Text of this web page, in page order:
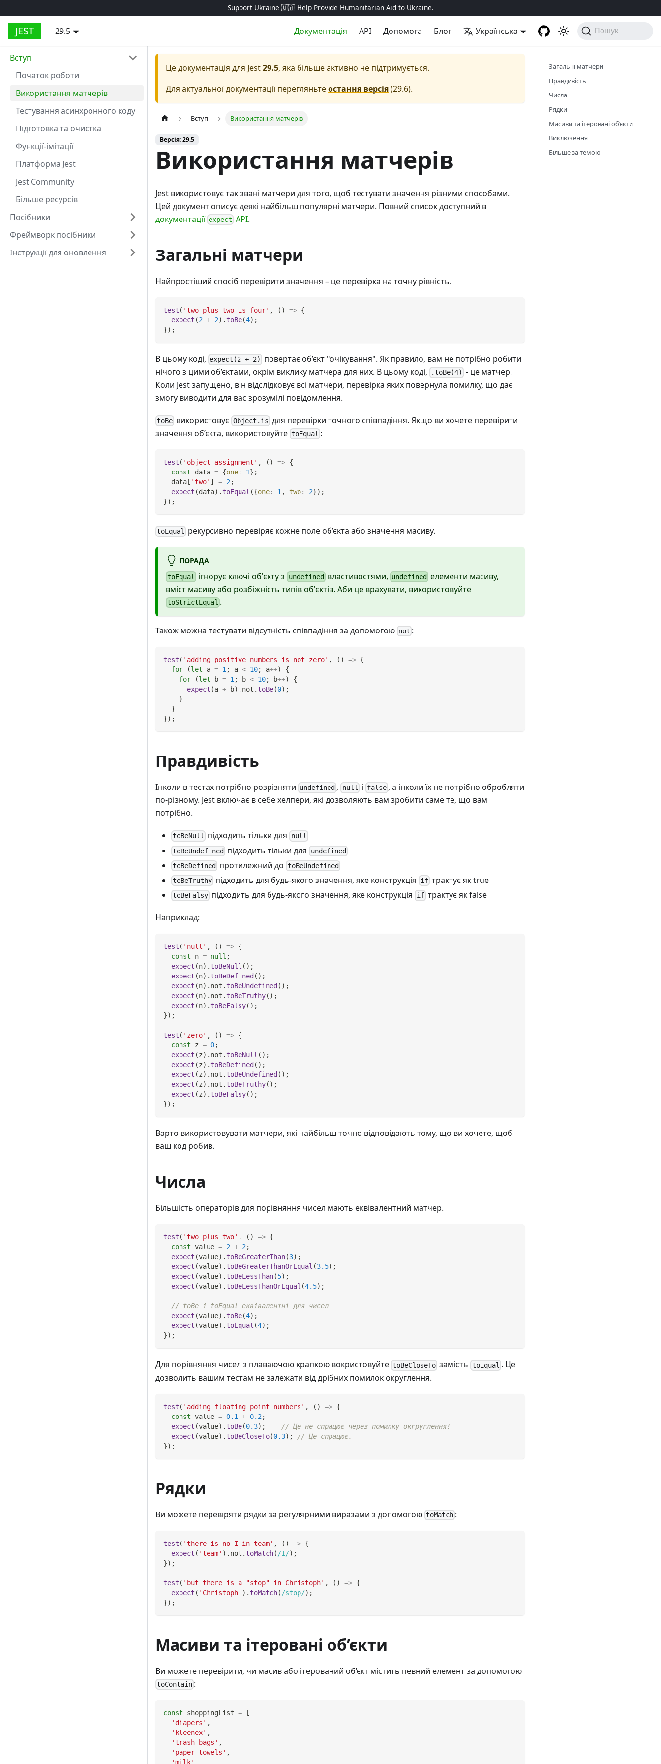
Support Ukraine 🇺🇦 Help Provide Humanitarian Aid to Ukraine.
JEST 29.5 Документація API Допомога Блог Українська Пошук
Вступ
Початок роботи
Використання матчерів
Тестування асинхронного коду
Підготовка та очистка
Функції-імітації
Платформа Jest
Jest Community
Більше ресурсів
Посібники
Фреймворк посібники
Інструкції для оновлення
Це документація для Jest29.5, яка більше активно не підтримується.
Для актуальної документації перегляньтеостання версія(29.6).
Вступ Використання матчерів
Версія: 29.5
Використання матчерів
Jest використовує так звані матчери для того, щоб тестувати значення різними способами.
Цей документ описує деякі найбільш популярні матчери. Повний список доступний в
документації expect API.
Загальні матчери
Найпростіший спосіб перевірити значення – це перевірка на точну рівність.
test ( 'two plus two is four' , ( ) => {
expect (2 + 2) . toBe(4) ;
}) ;
В цьому коді, expect(2 + 2)
повертає об’єкт "очікування". Як правило, вам не потрібно робити
нічого з цими об’єктами, окрім виклику матчера для них. В цьому коді,
.toBe(4) - це матчер.
Коли Jest запущено, він відслідковує всі матчери, перевірка яких повернула помилку, що дає
змогу виводити для вас зрозумілі повідомлення.
toBe використовує Object.is для перевірки точного співпадіння. Якщо ви хочете перевірити
значення об’єкта, використовуйте toEqual :
test ( 'object assignment' , ( ) => {
const data = {one: 1} ;
  data
[ 'two' ] = 2;
expect (data) . toEqual ({one: 1 , two: 2}) ;
}) ;
toEqual рекурсивно перевіряє кожне поле об’єкта або значення масиву.
ПОРАДА
toEqual ігнорує ключі об'єкту з undefined властивостями, undefined елементи масиву,
вміст масиву або розбіжність типів об'єктів. Аби це врахувати, використовуйте
toStrictEqual .
Також можна тестувати відсутність співпадіння за допомогою not :
test ( 'adding positive numbers is not zero' , ( ) => {
for
(let a = 1 ; a < 10; a++)
{
for
(let b = 1 ; b < 10; b++)
{
expect (a + b) . not . toBe(0) ;
}
}
}) ;
Правдивість
Інколи в тестах потрібно розрізняти undefined , null і false , а інколи їх не потрібно обробляти
по-різному. Jest включає в себе хелпери, які дозволяють вам зробити саме те, що вам
потрібно.
toBeNull підходить тільки для null
toBeUndefined
підходить тільки для undefined
toBeDefined
протилежний до toBeUndefined
toBeTruthy підходить для будь-якого значення, яке конструкція ifтрактує як true
toBeFalsy підходить для будь-якого значення, яке конструкція ifтрактує як false
Наприклад:
test ( 'null' , ( ) => {
const n = null ;
expect (n) . toBeNull ( ) ;
expect (n) . toBeDefined ( ) ;
expect (n) . not . toBeUndefined ( ) ;
expect (n) . not . toBeTruthy( ) ;
expect (n) . toBeFalsy( ) ;
}) ;
test ( 'zero' , ( ) => {
const z = 0;
expect (z) . not . toBeNull ( ) ;
expect (z) . toBeDefined ( ) ;
expect (z) . not . toBeUndefined ( ) ;
expect (z) . not . toBeTruthy( ) ;
expect (z) . toBeFalsy( ) ;
}) ;
Варто використовувати матчери, які найбільш точно відповідають тому, що ви хочете, щоб
ваш код робив.
Числа
Більшість операторів для порівняння чисел мають еквівалентний матчер.
test ( 'two plus two' , ( ) => {
const value = 2 + 2;
expect (value) . toBeGreaterThan(3) ;
expect (value) . toBeGreaterThanOrEqual (3.5) ;
expect (value) . toBeLessThan(5) ;
expect (value) . toBeLessThanOrEqual (4.5) ;
// toBe і toEqual еквівалентні для чисел
expect (value) . toBe(4) ;
expect (value) . toEqual (4) ;
}) ;
Для порівняння чисел з плаваючою крапкою вокристовуйте toBeCloseTo замість toEqual . Це
дозволить вашим тестам не залежати від дрібних помилок округлення.
test ( 'adding floating point numbers' , ( ) => {
const value = 0.1 + 0.2;
expect (value) . toBe(0.3) ;
// Це не спрацює через помилку окгруглення!
expect (value) . toBeCloseTo(0.3) ;
// Це спрацює.
}) ;
Рядки
Ви можете перевіряти рядки за регулярними виразами з допомогою toMatch :
test ( 'there is no I in team' , ( ) => {
expect ( 'team' ) . not . toMatch( /I/) ;
}) ;
test ( 'but there is a "stop" in Christoph' , ( ) => {
expect ( 'Christoph' ) . toMatch( /stop/) ;
}) ;
Масиви та ітеровані об’єкти
Ви можете перевірити, чи масив або ітерований об’єкт містить певний елемент за допомогою
toContain :
const shoppingList =
[
'diapers' ,
'kleenex' ,
'trash bags' ,
'paper towels' ,
'milk' ,
Загальні матчери
Правдивість
Числа
Рядки
Масиви та ітеровані об’єкти
Виключення
Більше за темою